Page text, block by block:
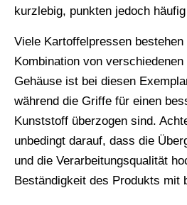
kurzlebig, punkten jedoch
Viele Kartoffelpressen
Kombination von
Gehäuse ist bei diesen
während die Griffe für einen
Kunststoff überzogen sind.
unbedingt darauf, dass die
und die Verarbeitungsqualität
Beständigkeit des Produkts mit